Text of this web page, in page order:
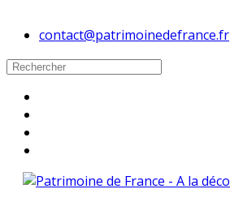
contact@patrimoinedefrance.fr